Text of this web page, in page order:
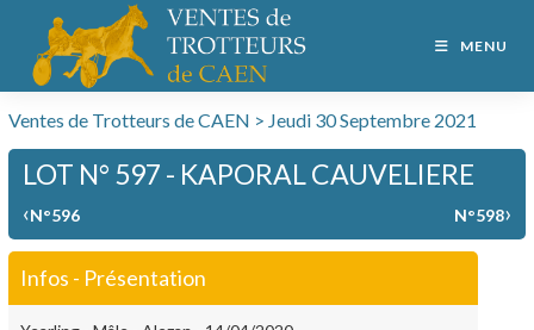
MENU
Ventes de Trotteurs de CAEN > Jeudi 30 Septembre 2021
LOT N° 597 - KAPORAL CAUVELIERE
‹N°596 N°598›
Infos - Présentation